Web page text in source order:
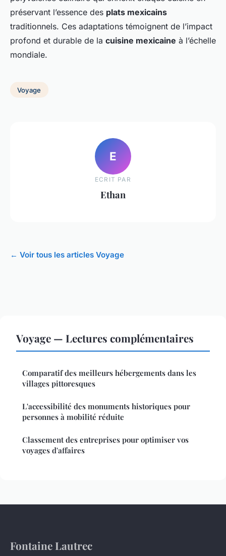
préservant l’essence des plats mexicains
traditionnels. Ces adaptations témoignent de l’impact
profond et durable de la cuisine mexicaine à l’échelle
mondiale.
Voyage
E
ECRIT PAR
Ethan
← Voir tous les articles Voyage
Voyage — Lectures complémentaires
Comparatif des meilleurs hébergements dans les
villages pittoresques
L'accessibilité des monuments historiques pour
personnes à mobilité réduite
Classement des entreprises pour optimiser vos
voyages d'affaires
Fontaine Lautrec